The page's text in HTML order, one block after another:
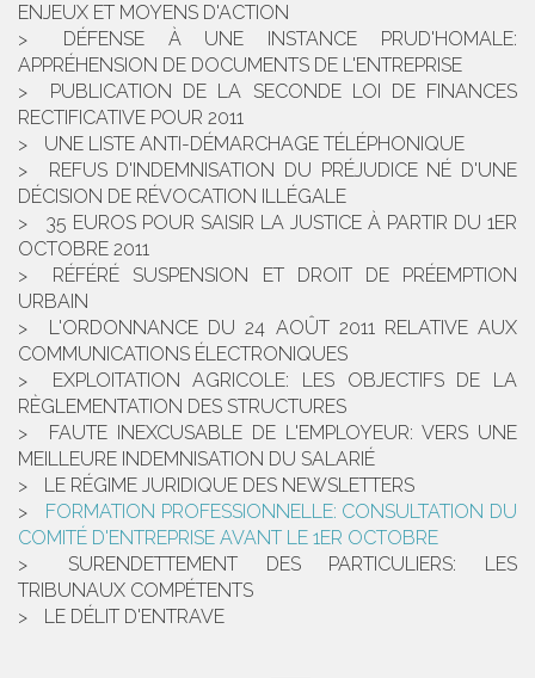
ENJEUX ET MOYENS D'ACTION
DÉFENSE À UNE INSTANCE PRUD'HOMALE:
APPRÉHENSION DE DOCUMENTS DE L'ENTREPRISE
PUBLICATION DE LA SECONDE LOI DE FINANCES
RECTIFICATIVE POUR 2011
UNE LISTE ANTI-DÉMARCHAGE TÉLÉPHONIQUE
REFUS D'INDEMNISATION DU PRÉJUDICE NÉ D'UNE
DÉCISION DE RÉVOCATION ILLÉGALE
35 EUROS POUR SAISIR LA JUSTICE À PARTIR DU 1ER
OCTOBRE 2011
RÉFÉRÉ SUSPENSION ET DROIT DE PRÉEMPTION
URBAIN
L'ORDONNANCE DU 24 AOÛT 2011 RELATIVE AUX
COMMUNICATIONS ÉLECTRONIQUES
EXPLOITATION AGRICOLE: LES OBJECTIFS DE LA
RÈGLEMENTATION DES STRUCTURES
FAUTE INEXCUSABLE DE L'EMPLOYEUR: VERS UNE
MEILLEURE INDEMNISATION DU SALARIÉ
LE RÉGIME JURIDIQUE DES NEWSLETTERS
FORMATION PROFESSIONNELLE: CONSULTATION DU
COMITÉ D'ENTREPRISE AVANT LE 1ER OCTOBRE
SURENDETTEMENT DES PARTICULIERS: LES
TRIBUNAUX COMPÉTENTS
LE DÉLIT D'ENTRAVE